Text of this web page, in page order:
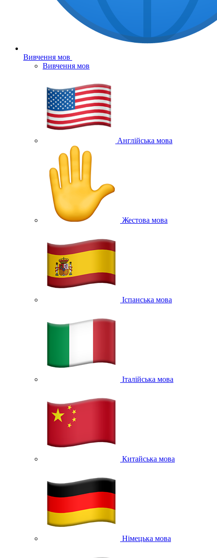
Вивчення мов
Вивчення мов
Англійська мова
Жестова мова
Іспанська мова
Італійська мова
Китайська мова
Німецька мова